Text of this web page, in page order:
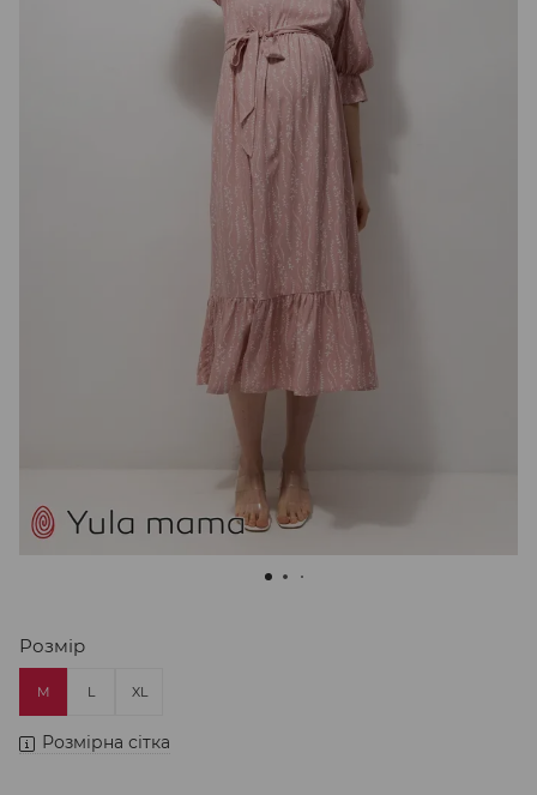
Розмір
M L XL
Розмірна сітка